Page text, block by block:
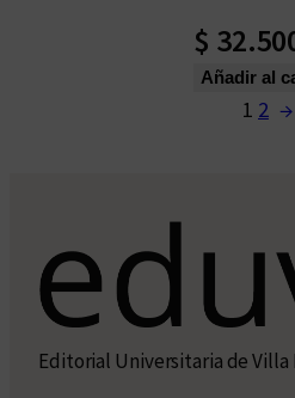
$
Añadir al
1 2 →
Editorial Universitaria de Villa